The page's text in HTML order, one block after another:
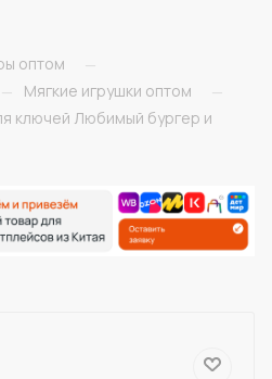
оптом
—
— Мягкие игрушки оптом
—
ключей Любимый бургер и